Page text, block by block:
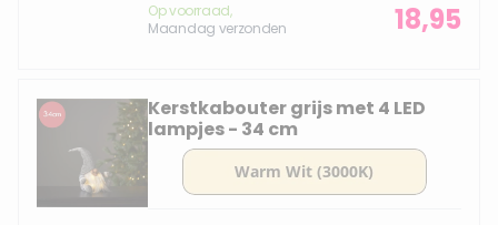
Op voorraad,
Maandag verzonden
18,95
Kerstkabouter grijs met 4 LED
lampjes - 34 cm